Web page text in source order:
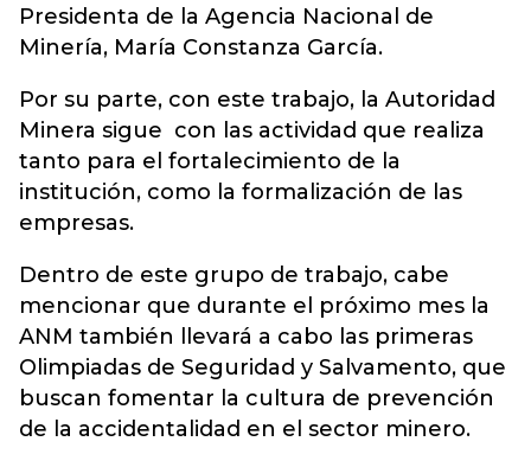
Presidenta de la Agencia Nacional de
Minería, María Constanza García.
Por su parte, con este trabajo, la Autoridad
Minera sigue con las actividad que realiza
tanto para el fortalecimiento de la
institución, como la formalización de las
empresas.
Dentro de este grupo de trabajo, cabe
mencionar que durante el próximo mes la
ANM también llevará a cabo las primeras
Olimpiadas de Seguridad y Salvamento, que
buscan fomentar la cultura de prevención
de la accidentalidad en el sector minero.